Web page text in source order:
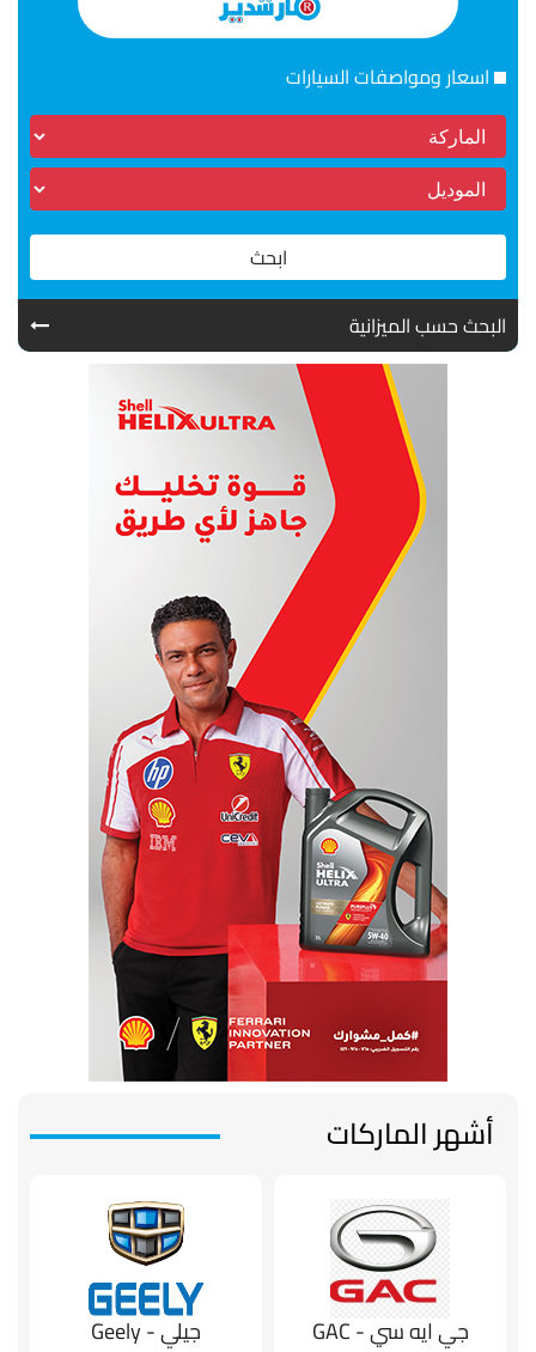
اسعار ومواصفات السيارات
ابحث
البحث حسب الميزانية
أشهر الماركات
جي ايه سي - GAC جيلي - Geely